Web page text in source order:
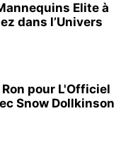
Elite à
dans l’Univers
pour L'Officiel
Snow Dollkinson